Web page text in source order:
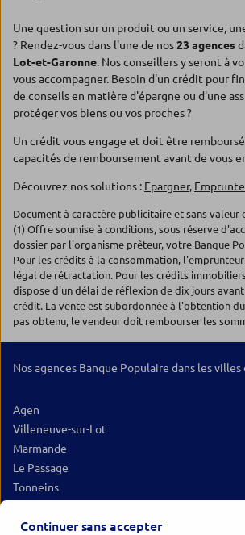
Une question sur un produit ou un service,
? Rendez-vous dans l'une de nos23 agences
Lot-et-Garonne. Nos conseillers y seront à
vous accompagner. Besoin d'un crédit pour
de conseils en matière d'épargne ou d'une
protéger vos biens ou vos proches ?
Un crédit vous engage et doit être
capacités de remboursement avant de vous
Découvrez nos solutions : Epargner,
Document à caractère publicitaire et sans valeur
(1) Offre soumise à conditions, sous réserve
dossier par l'organisme prêteur, votre Banque
Pour les crédits à la consommation,
légal de rétractation. Pour les crédits
dispose d'un délai de réflexion de dix jours
crédit. La vente est subordonnée à l'obtention
pas obtenu, le vendeur doit rembourser les
Nos agences Banque Populaire dans les
Agen
Villeneuve-sur-Lot
Marmande
Le Passage
Tonneins
Sainte-Livrade-sur-Lot
Continuer sans accepter